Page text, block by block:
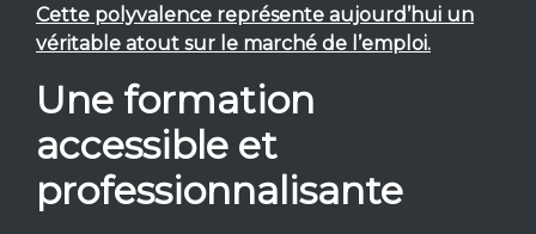
Cette polyvalence représente aujourd’hui un
véritable atout sur le marché de l’emploi.
Une formation
accessible et
professionnalisante